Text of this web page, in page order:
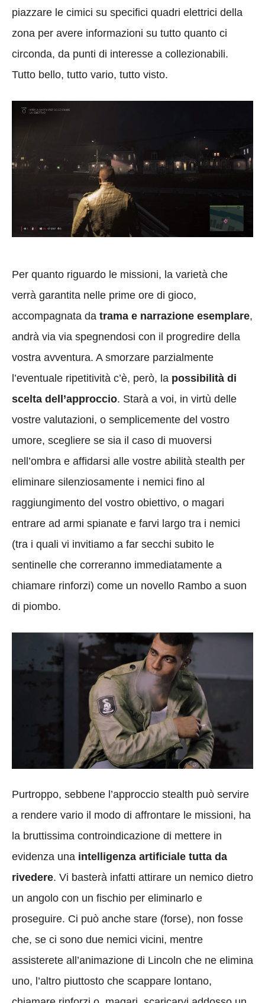
piazzare le cimici su specifici quadri elettrici della
zona per avere informazioni su tutto quanto ci
circonda, da punti di interesse a collezionabili.
Tutto bello, tutto vario, tutto visto.
Per quanto riguardo le missioni, la varietà che
verrà garantita nelle prime ore di gioco,
accompagnata da trama e narrazione esemplare,
andrà via via spegnendosi con il progredire della
vostra avventura. A smorzare parzialmente
l’eventuale ripetitività c’è, però, la possibilità di
scelta dell’approccio. Starà a voi, in virtù delle
vostre valutazioni, o semplicemente del vostro
umore, scegliere se sia il caso di muoversi
nell’ombra e affidarsi alle vostre abilità stealth per
eliminare silenziosamente i nemici fino al
raggiungimento del vostro obiettivo, o magari
entrare ad armi spianate e farvi largo tra i nemici
(tra i quali vi invitiamo a far secchi subito le
sentinelle che correranno immediatamente a
chiamare rinforzi) come un novello Rambo a suon
di piombo.
Purtroppo, sebbene l’approccio stealth può servire
a rendere vario il modo di affrontare le missioni, ha
la bruttissima controindicazione di mettere in
evidenza una intelligenza artificiale tutta da
rivedere. Vi basterà infatti attirare un nemico dietro
un angolo con un fischio per eliminarlo e
proseguire. Ci può anche stare (forse), non fosse
che, se ci sono due nemici vicini, mentre
assisterete all’animazione di Lincoln che ne elimina
uno, l’altro piuttosto che scappare lontano,